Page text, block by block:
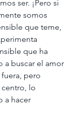
ser. ¡Pero si
somos
que teme,
que ha
a buscar el amor
pero
lo
a hacer